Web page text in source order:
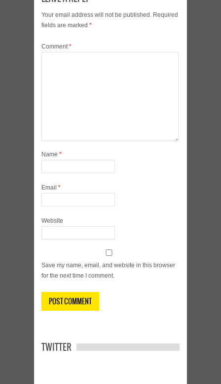
Your email address will not be published. Required
fields are marked *
Comment*
Name *
Email *
Website
Save my name, email, and website in this browser
for the next time I comment.
TWITTER